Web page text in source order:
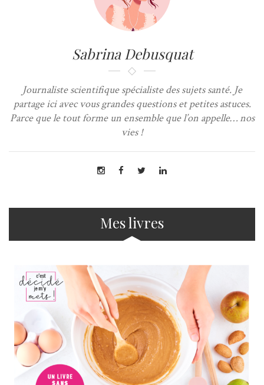
Sabrina Debusquat
Journaliste scientifique spécialiste des sujets santé. Je
partage ici avec vous grandes questions et petites astuces.
Parce que le tout forme un ensemble que l’on appelle… nos
vies !
Mes livres